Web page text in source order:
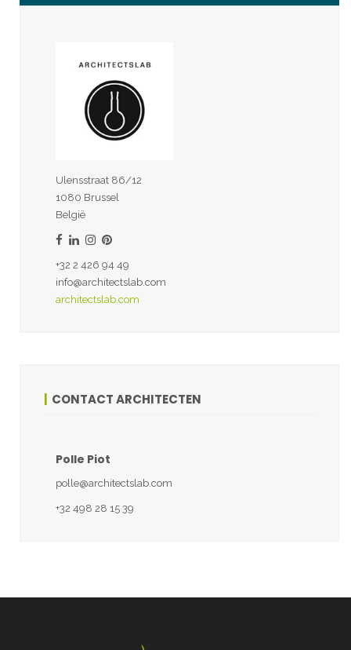
Ulensstraat 86/12
1080 Brussel
België
+32 2 426 94 49
info@architectslab.com
architectslab.com
CONTACT ARCHITECTEN
Polle Piot
polle@architectslab.com
+32 498 28 15 39